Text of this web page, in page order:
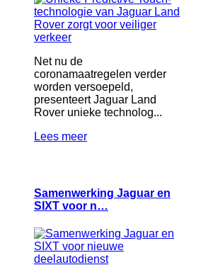
Net nu de
coronamaatregelen verder
worden versoepeld,
presenteert Jaguar Land
Rover unieke technolog...
Lees meer
Samenwerking Jaguar en
SIXT voor n…